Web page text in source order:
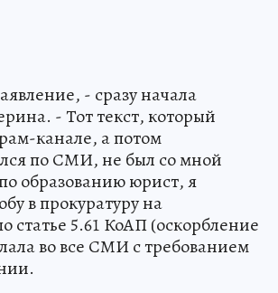
- сразу начала
- Тот текст, который
канале, а потом
по СМИ, не был со мной
образованию юрист, я
в прокуратуру на
статье 5.61 КоАП (оскорбление
во все СМИ с требованием